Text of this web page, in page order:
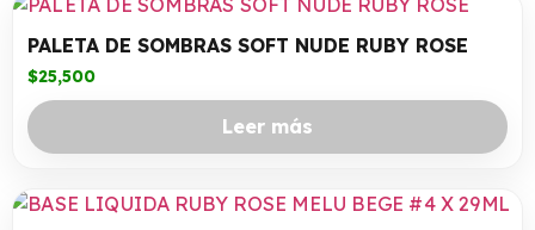
PALETA DE SOMBRAS SOFT NUDE RUBY ROSE
$25,500
Leer más